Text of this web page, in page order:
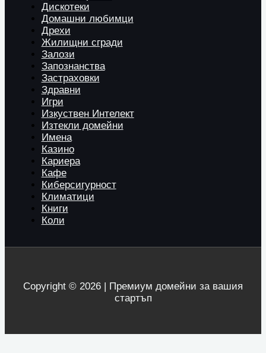
Дискотеки
Домашни любимци
Дрехи
Жилищни сгради
Залози
Запознанства
Застраховки
Здравни
Игри
Изкуствен Интелект
Изтекли домейни
Имена
Казино
Кариера
Кафе
Киберсигурност
Климатици
Книги
Коли
Copyright © 2026 | Премиум домейни за вашия
стартъп